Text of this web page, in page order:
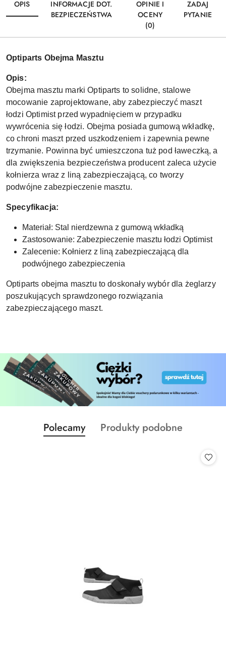
OPIS
INFORMACJE DOT.
BEZPIECZEŃSTWA
OPINIE I
OCENY
(0)
ZADAJ
PYTANIE
Optiparts Obejma Masztu
Opis:
Obejma masztu marki Optiparts to solidne, stalowe
mocowanie zaprojektowane, aby zabezpieczyć maszt
łodzi Optimist przed wypadnięciem w przypadku
wywrócenia się łodzi. Obejma posiada gumową wkładkę,
co chroni maszt przed uszkodzeniem i zapewnia pewne
trzymanie. Powinna być umieszczona tuż pod ławeczką, a
dla zwiększenia bezpieczeństwa producent zaleca użycie
kołnierza wraz z liną zabezpieczającą, co tworzy
podwójne zabezpieczenie masztu.
Specyfikacja:
Materiał: Stal nierdzewna z gumową wkładką
Zastosowanie: Zabezpieczenie masztu łodzi Optimist
Zalecenie: Kołnierz z liną zabezpieczającą dla
podwójnego zabezpieczenia
Optiparts obejma masztu to doskonały wybór dla żeglarzy
poszukujących sprawdzonego rozwiązania
zabezpieczającego maszt.
Pomiń karuzelę produktów
Produkty
o
Polecamy
Produkty
Produkty podobne